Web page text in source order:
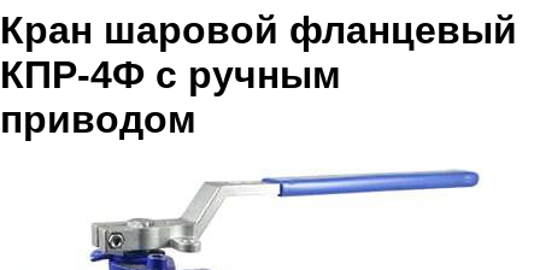
Кран шаровой фланцевый
КПР-4Ф с ручным
приводом